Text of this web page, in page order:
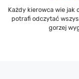
Każdy kierowca wie jak
potrafi odczytać
gorzej